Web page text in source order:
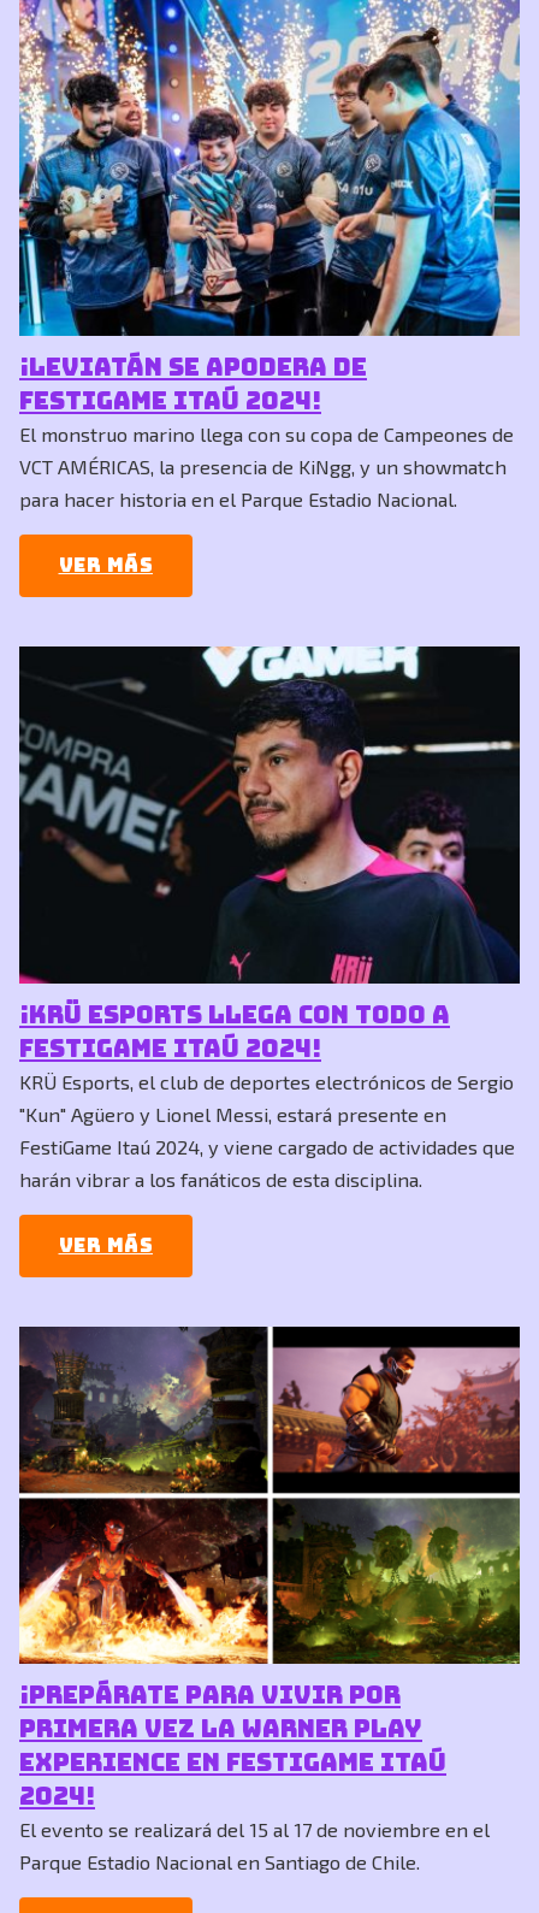
¡Leviatán se apodera de
FestiGame Itaú 2024!
El monstruo marino llega con su copa de Campeones de
VCT AMÉRICAS, la presencia de KiNgg, y un showmatch
para hacer historia en el Parque Estadio Nacional.
Ver más
¡KRÜ Esports llega con todo a
FestiGame Itaú 2024!
KRÜ Esports, el club de deportes electrónicos de Sergio
"Kun" Agüero y Lionel Messi, estará presente en
FestiGame Itaú 2024, y viene cargado de actividades que
harán vibrar a los fanáticos de esta disciplina.
Ver más
¡Prepárate para vivir por
primera vez la Warner Play
Experience en Festigame Itaú
2024!
El evento se realizará del 15 al 17 de noviembre en el
Parque Estadio Nacional en Santiago de Chile.